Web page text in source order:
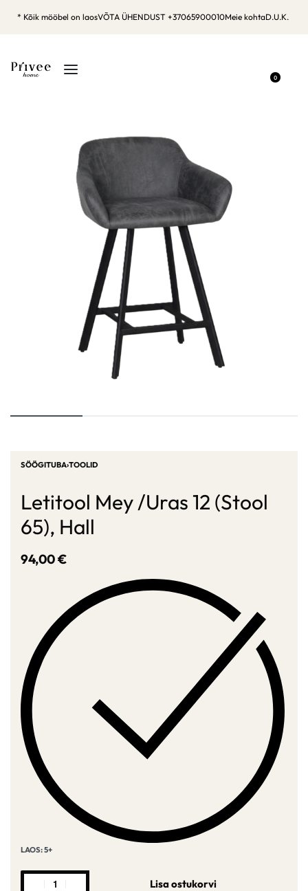
* Kõik mööbel on laosVÕTA ÜHENDUST +37065900010Meie kohtaD.U.K.
0
SÖÖGITUBA›TOOLID
Letitool Mey /Uras 12 (Stool
65), Hall
94,00€
LAOS: 5+
Lisa ostukorvi